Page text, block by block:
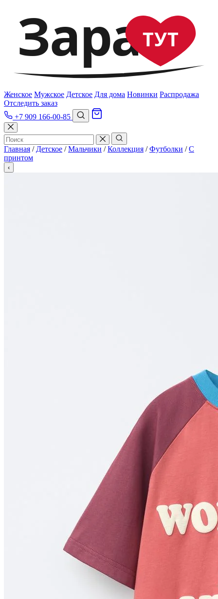
ЗараТУТ
Женское Мужское Детское Для дома Новинки Распродажа
Отследить заказ
+7 909 166-00-85
Главная / Детское / Мальчики / Коллекция / Футболки / С
принтом
‹